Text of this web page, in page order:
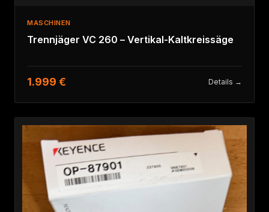
MASCHINEN
Trennjäger VC 260 – Vertikal-Kaltkreissäge
1.999 € Details →